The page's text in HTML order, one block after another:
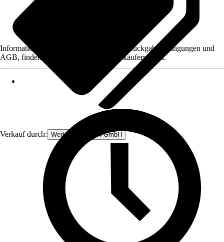
Verkauf durch: Werkzeugstore24 GmbH
Informationen des Verkäufers, wie z. B. Rückgabebedingungen und
AGB, finden Sie bei Klick auf den Verkäufernamen.